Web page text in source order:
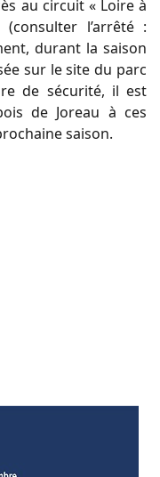
au circuit « Loire à
l’arrêté :
durant la saison
sur le site du parc
de sécurité, il est
de Joreau à ces
saison.